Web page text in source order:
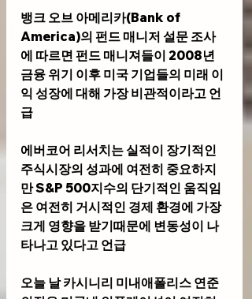
뱅크 오브 아메리카(Bank of
America)의 펀드 매니저 설문 조사
에 따르면 펀드 매니져들이 2008년
금융 위기 이후 미국 기업들의 미래 이
익 성장에 대해 가장 비관적이라고 언
급
에버코어 리서치는 실적이 장기적인
주식시장의 성과에 여전히 중요하지
만 S&P 500지수의 단기적인 움직임
은 여전히 거시적인 경제 환경에 가장
크게 영향을 받기때문에 변동성이 나
타나고 있다고 언급
오늘 날 카시니리 미내애폴리스 연준